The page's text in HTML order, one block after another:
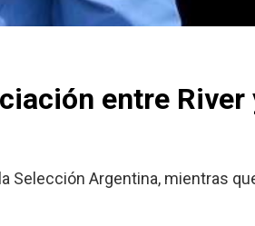
entre River
Selección Argentina, mientras